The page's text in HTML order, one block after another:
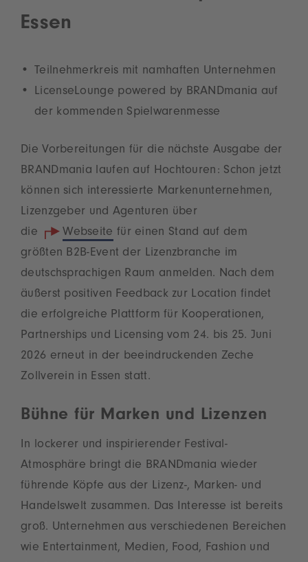
Essen
Teilnehmerkreis mit namhaften Unternehmen
LicenseLounge powered by BRANDmania auf
der kommenden Spielwarenmesse
Die Vorbereitungen für die nächste Ausgabe der
BRANDmania laufen auf Hochtouren: Schon jetzt
können sich interessierte Markenunternehmen,
Lizenzgeber und Agenturen über
die
Webseite für einen Stand auf dem
größten B2B-Event der Lizenzbranche im
deutschsprachigen Raum anmelden. Nach dem
äußerst positiven Feedback zur Location findet
die erfolgreiche Plattform für Kooperationen,
Partnerships und Licensing vom 24. bis 25. Juni
2026 erneut in der beeindruckenden Zeche
Zollverein in Essen statt.
Bühne für Marken und Lizenzen
In lockerer und inspirierender Festival-
Atmosphäre bringt die BRANDmania wieder
führende Köpfe aus der Lizenz-, Marken- und
Handelswelt zusammen. Das Interesse ist bereits
groß. Unternehmen aus verschiedenen Bereichen
wie Entertainment, Medien, Food, Fashion und